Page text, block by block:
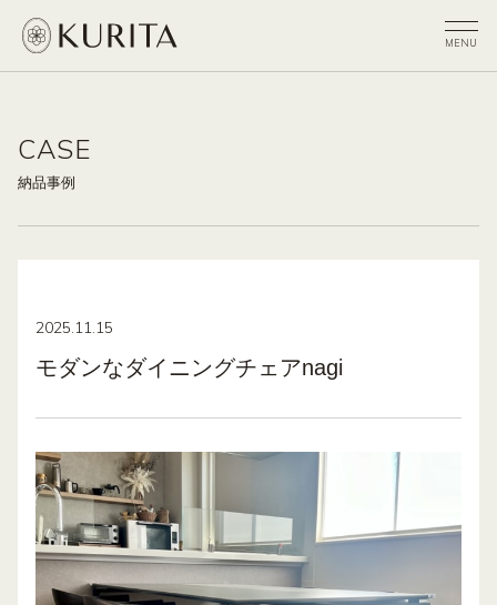
CASE
納品事例
2025.11.15
モダンなダイニングチェアnagi